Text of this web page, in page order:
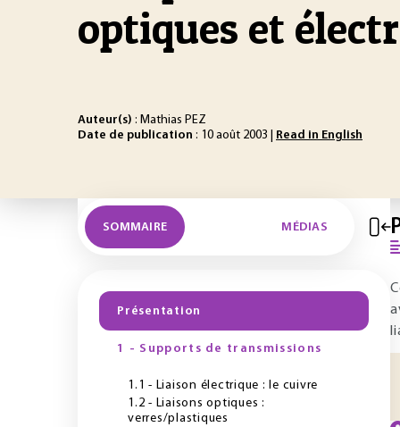
optiques et
Auteur(s) : Mathias PEZ
Date de publication : 10 août 2003 | Read in English
SOMMAIRE MÉDIAS
Présentation
1 - Supports de transmissions
1.1 - Liaison électrique : le cuivre
1.2 - Liaisons optiques :
verres/plastiques